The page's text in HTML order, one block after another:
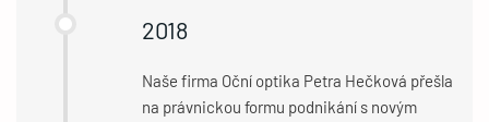
2018
Naše firma Oční optika Petra Hečková přešla
na právnickou formu podnikání s novým